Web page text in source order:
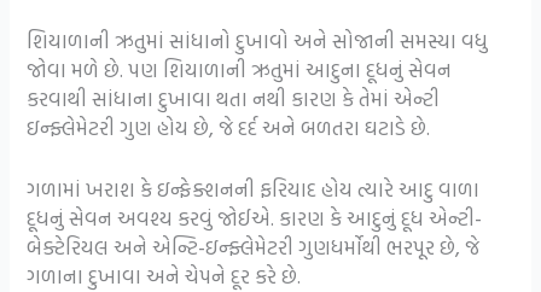
શિયાળાની ઋતુમાં સાંધાનો દુખાવો અને સોજાની સમસ્યા વધુ
જોવા મળે છે. પણ શિયાળાની ઋતુમાં આદુના દૂધનું સેવન
કરવાથી સાંધાના દુખાવા થતા નથી કારણ કે તેમાં એન્ટી
ઇન્ફ્લેમેટરી ગુણ હોય છે, જે દર્દ અને બળતરા ઘટાડે છે.
ગળામાં ખરાશ કે ઇન્ફેક્શનની ફરિયાદ હોય ત્યારે આદુ વાળા
દૂધનું સેવન અવશ્ય કરવું જોઈએ. કારણ કે આદુનું દૂધ એન્ટી-
બેક્ટેરિયલ અને એન્ટિ-ઇન્ફ્લેમેટરી ગુણધર્મોથી ભરપૂર છે, જે
ગળાના દુખાવા અને ચેપને દૂર કરે છે.